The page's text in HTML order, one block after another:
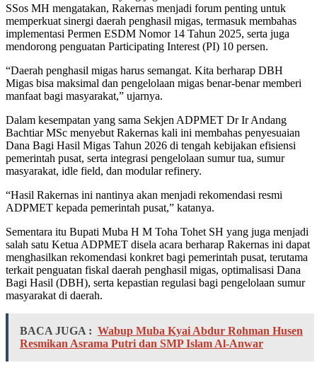
SSos MH mengatakan, Rakernas menjadi forum penting untuk
memperkuat sinergi daerah penghasil migas, termasuk membahas
implementasi Permen ESDM Nomor 14 Tahun 2025, serta juga
mendorong penguatan Participating Interest (PI) 10 persen.
“Daerah penghasil migas harus semangat. Kita berharap DBH
Migas bisa maksimal dan pengelolaan migas benar-benar memberi
manfaat bagi masyarakat,” ujarnya.
Dalam kesempatan yang sama Sekjen ADPMET Dr Ir Andang
Bachtiar MSc menyebut Rakernas kali ini membahas penyesuaian
Dana Bagi Hasil Migas Tahun 2026 di tengah kebijakan efisiensi
pemerintah pusat, serta integrasi pengelolaan sumur tua, sumur
masyarakat, idle field, dan modular refinery.
“Hasil Rakernas ini nantinya akan menjadi rekomendasi resmi
ADPMET kepada pemerintah pusat,” katanya.
Sementara itu Bupati Muba H M Toha Tohet SH yang juga menjadi
salah satu Ketua ADPMET disela acara berharap Rakernas ini dapat
menghasilkan rekomendasi konkret bagi pemerintah pusat, terutama
terkait penguatan fiskal daerah penghasil migas, optimalisasi Dana
Bagi Hasil (DBH), serta kepastian regulasi bagi pengelolaan sumur
masyarakat di daerah.
BACA JUGA : Wabup Muba Kyai Abdur Rohman Husen
Resmikan Asrama Putri dan SMP Islam Al-Anwar